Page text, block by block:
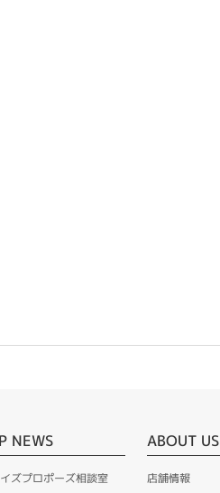
NEWS
ズプロポーズ相談室
ABOUT US
店舗情報